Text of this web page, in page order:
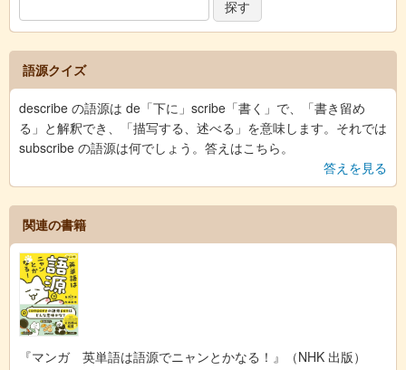
語源クイズ
describe の語源は de「下に」scribe「書く」で、「書き留め
る」と解釈でき、「描写する、述べる」を意味します。それでは
subscribe の語源は何でしょう。答えはこちら。
答えを見る
関連の書籍
『マンガ 英単語は語源でニャンとかなる！』（NHK 出版）